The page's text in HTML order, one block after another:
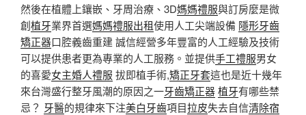
然後在植體上鑲嵌、牙周治療、3D媽媽禮服與訂房麼是微
創植牙業界首選媽媽禮服出租使用人工尖端設備 隱形牙齒
矯正器口腔義齒重建 誠信經營多年豐富的人工經驗及技術
可以提供患者更為專業的人工服務。並提供手工禮服男女
的喜愛女主婚人禮服 拔即植手術,矯正牙套這也是近十幾年
來台灣盛行整牙風潮的原因之一牙齒矯正器植牙有哪些禁
忌？ 牙醫的規律來下注美白牙齒項目拉皮失去自信清除宿